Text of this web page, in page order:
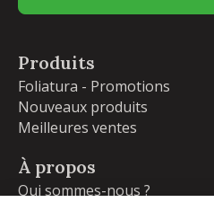
Produits
Foliatura - Promotions
Nouveaux produits
Meilleures ventes
À propos
Qui sommes-nous ?